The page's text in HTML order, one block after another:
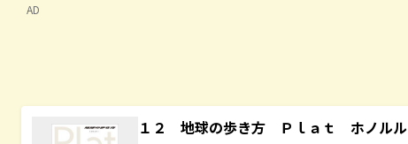
AD
１２ 地球の歩き方 Ｐｌａｔ ホノルル